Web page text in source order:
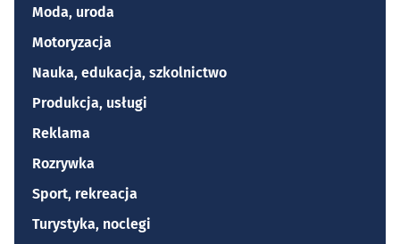
Moda, uroda
Motoryzacja
Nauka, edukacja, szkolnictwo
Produkcja, usługi
Reklama
Rozrywka
Sport, rekreacja
Turystyka, noclegi